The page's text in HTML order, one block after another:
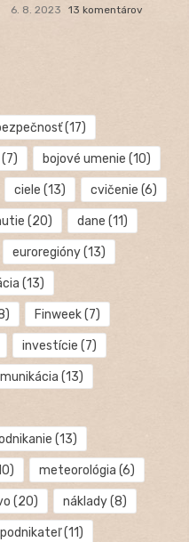
6. 8. 2023 13 komentárov
(17)
(7) bojové umenie (10)
ciele (13) cvičenie (6)
(20) dane (11)
euroregióny(13)
(13)
Finweek(7)
investície (7)
(13)
(13)
meteorológia (6)
(20) náklady(8)
podnikateľ(11)